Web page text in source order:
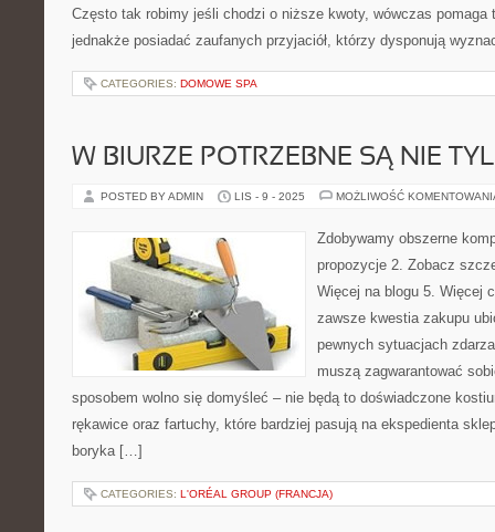
Często tak robimy jeśli chodzi o niższe kwoty, wówczas pomaga
jednakże posiadać zaufanych przyjaciół, którzy dysponują
CATEGORIES: DOMOWE SPA
W BIURZE POTRZEBNE SĄ NIE
POSTED BY ADMIN LIS - 9 - 2025 MOŻLIWOŚĆ
Zdobywamy obszerne
propozycje 2. Zobacz
Więcej na blogu 5. Więcej
zawsze kwestia zakupu
pewnych sytuacjach
muszą zagwarantować
sposobem wolno się domyśleć – nie będą to doświadczone
rękawice oraz fartuchy, które bardziej pasują na ekspedienta
boryka […]
CATEGORIES: L'ORÉAL GROUP (FRANCJA)